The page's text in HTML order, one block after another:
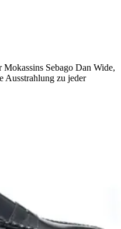
Mokassins Sebago Dan Wide,
Ausstrahlung zu jeder